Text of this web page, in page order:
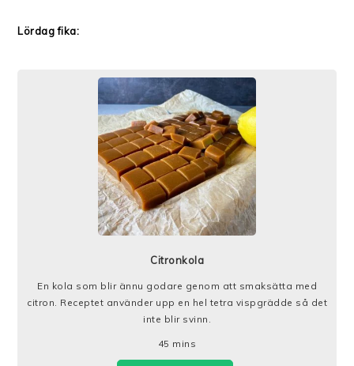
Lördag fika:
Citronkola
En kola som blir ännu godare genom att smaksätta med
citron. Receptet använder upp en hel tetra vispgrädde så det
inte blir svinn.
45 mins